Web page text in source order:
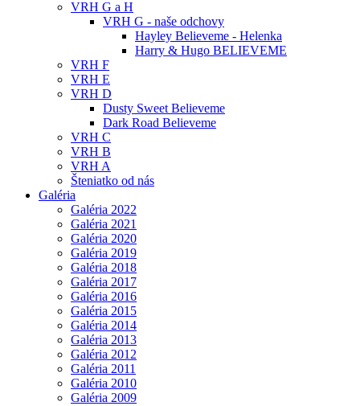
VRH G a H
VRH G - naše odchovy
Hayley Believeme - Helenka
Harry & Hugo BELIEVEME
VRH F
VRH E
VRH D
Dusty Sweet Believeme
Dark Road Believeme
VRH C
VRH B
VRH A
Šteniatko od nás
Galéria
Galéria 2022
Galéria 2021
Galéria 2020
Galéria 2019
Galéria 2018
Galéria 2017
Galéria 2016
Galéria 2015
Galéria 2014
Galéria 2013
Galéria 2012
Galéria 2011
Galéria 2010
Galéria 2009